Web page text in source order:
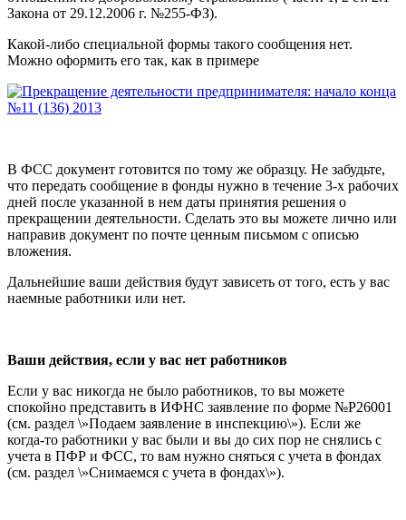
Закона от 29.12.2006 г. №255-ФЗ).
Какой-либо специальной формы такого сообщения нет.
Можно оформить его так, как в примере
В ФСС документ готовится по тому же образцу. Не забудьте,
что передать сообщение в фонды нужно в течение 3-х рабочих
дней после указанной в нем даты принятия решения о
прекращении деятельности. Сделать это вы можете лично или
направив документ по почте ценным письмом с описью
вложения.
Дальнейшие ваши действия будут зависеть от того, есть у вас
наемные работники или нет.
Ваши действия, если у вас нет работников
Если у вас никогда не было работников, то вы можете
спокойно представить в ИФНС заявление по форме №Р26001
(см. раздел \»Подаем заявление в инспекцию\»). Если же
когда-то работники у вас были и вы до сих пор не снялись с
учета в ПФР и ФСС, то вам нужно сняться с учета в фондах
(см. раздел \»Снимаемся с учета в фондах\»).